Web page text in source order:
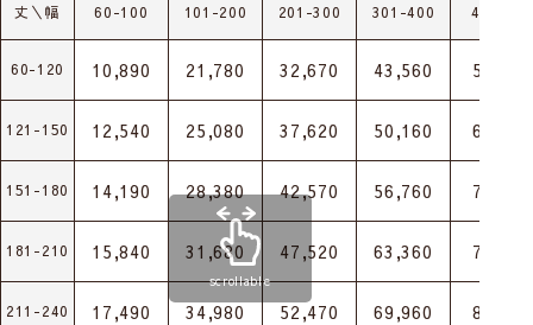
丈＼幅 60-100 101-200 201-300 301-400 401-500
60-120 10,890 21,780 32,670 43,560 54,450
121-150 12,540 25,080 37,620 50,160 62,700
151-180 14,190 28,380 42,570 56,760 70,950
181-210 15,840 31,680 47,520 63,360 79,200
211-240 17,490 34,980 52,470 69,960 87,450
scrollable